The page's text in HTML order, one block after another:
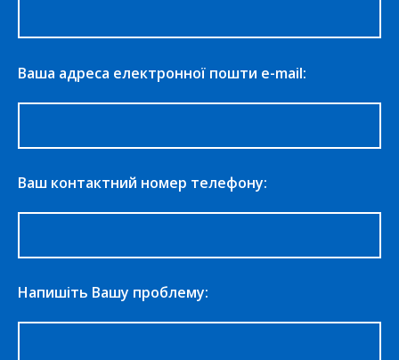
Ваша адреса електронної пошти e-mail:
Ваш контактний номер телефону:
Напишіть Вашу проблему: